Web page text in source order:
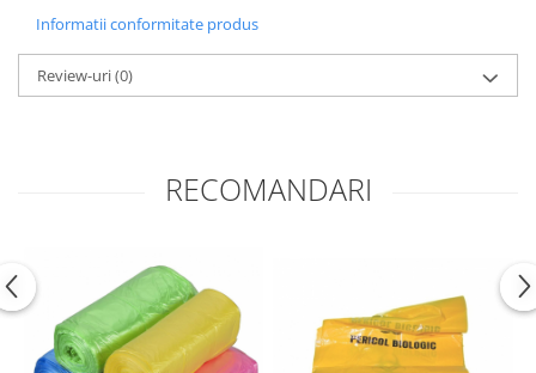
Informatii conformitate produs
Review-uri(0)
RECOMANDARI